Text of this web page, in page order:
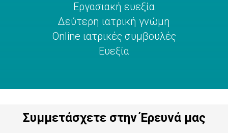
Εργασιακή ευεξία
Δεύτερη ιατρική γνώμη
Οnline ιατρικές συμβουλές
Ευεξία
Συμμετάσχετε στην Έρευνά μας